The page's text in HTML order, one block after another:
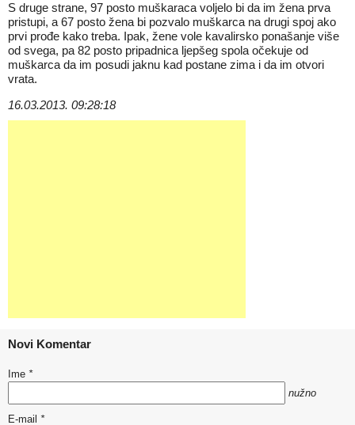
S druge strane, 97 posto muškaraca voljelo bi da im žena prva
pristupi, a 67 posto žena bi pozvalo muškarca na drugi spoj ako
prvi prođe kako treba. Ipak, žene vole kavalirsko ponašanje više
od svega, pa 82 posto pripadnica ljepšeg spola očekuje od
muškarca da im posudi jaknu kad postane zima i da im otvori
vrata.
16.03.2013. 09:28:18
Novi Komentar
Ime *
nužno
E-mail *